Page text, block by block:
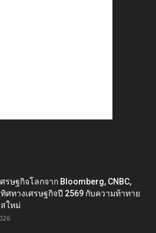
รษฐกิจโลกจาก Bloomberg, CNBC,
ทิศทางเศรษฐกิจปี 2569 กับความท้าทาย
ใหม่